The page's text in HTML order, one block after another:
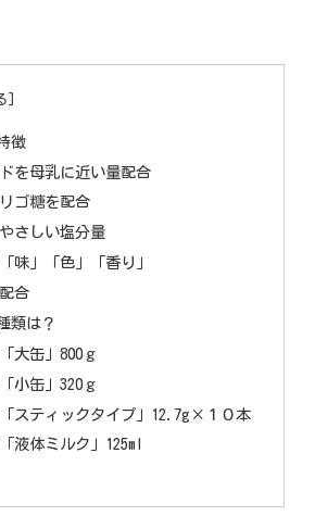
徴
を母乳に近い量配合
ゴ糖を配合
さしい塩分量
味」「色」「香り」
合
類は？
大缶」800ｇ
小缶」320ｇ
スティックタイプ」12.7g×１０本
液体ミルク」125ml